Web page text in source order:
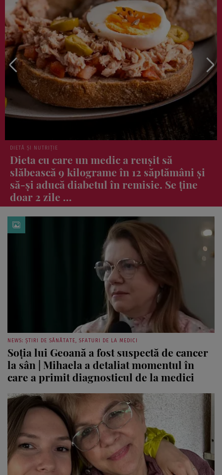
reușit să
12 săptămâni și
Se ține
Ce tratamente și-a
la 67 de ani să oprească
„Îmbătrânește invers”
Soția lui Geoană a fost suspectă de cancer
la sân | Mihaela a detaliat momentul în
care a primit diagnosticul de la medici